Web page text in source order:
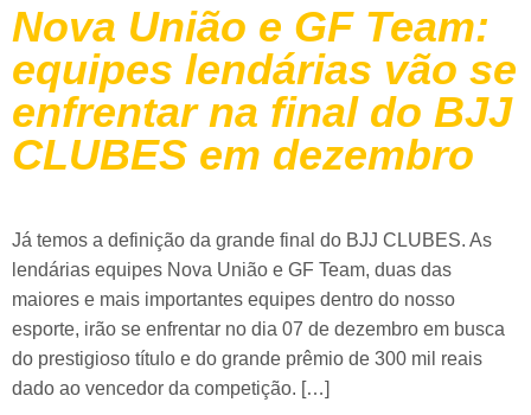
Nova União e GF Team:
equipes lendárias vão se
enfrentar na final do BJJ
CLUBES em dezembro
Já temos a definição da grande final do BJJ CLUBES. As
lendárias equipes Nova União e GF Team, duas das
maiores e mais importantes equipes dentro do nosso
esporte, irão se enfrentar no dia 07 de dezembro em busca
do prestigioso título e do grande prêmio de 300 mil reais
dado ao vencedor da competição. […]